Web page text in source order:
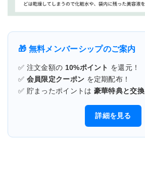
🎁 無料メンバーシップのご案内
✅ 注文金額の 10%ポイント を還元！
✅ 会員限定クーポン を定期配布！
✅ 貯まったポイントは 豪華特典と交換
詳細を見る